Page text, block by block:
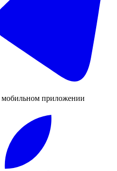
мобильном приложении